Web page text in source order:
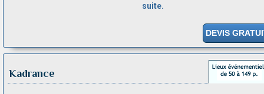
suite.
DEVIS
Kadrance